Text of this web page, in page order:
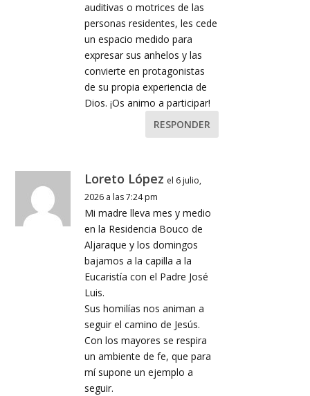
auditivas o motrices de las
personas residentes, les cede
un espacio medido para
expresar sus anhelos y las
convierte en protagonistas
de su propia experiencia de
Dios. ¡Os animo a participar!
RESPONDER
Loreto López el 6 julio,
2026 a las 7:24 pm
Mi madre lleva mes y medio
en la Residencia Bouco de
Aljaraque y los domingos
bajamos a la capilla a la
Eucaristía con el Padre José
Luis.
Sus homilías nos animan a
seguir el camino de Jesús.
Con los mayores se respira
un ambiente de fe, que para
mí supone un ejemplo a
seguir.